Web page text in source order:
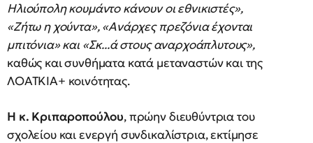
Ηλιούπολη κουμάντο κάνουν οι εθνικιστές»,
«Ζήτω η χούντα», «Ανάρχες πρεζόνια έχονται
μπιτόνια» και «Σκ...ά στους αναρχοάπλυτους»,
καθώς και συνθήματα κατά μεταναστών και της
ΛΟΑΤΚΙΑ+ κοινότητας.
Η κ. Κριπαροπούλου, πρώην διευθύντρια του
σχολείου και ενεργή συνδικαλίστρια, εκτίμησε